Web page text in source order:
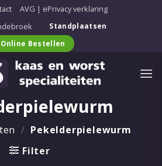
AVG | ePrivacy verklaring
Standplaatsen
Online Bestellen
/ Pekelderpielewurm
Filter